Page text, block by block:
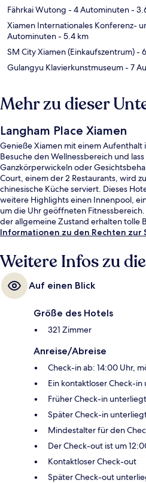
Fährkai Wutong - 4 Autominuten-
Xiamen Internationales Konferenz-
Autominuten- 5.4 km
SM City Xiamen (Einkaufszentrum)-
Gulangyu Klavierkunstmuseum- 7
Mehr zu dieser
Langham Place Xiamen
Genieße Xiamen mit einem Aufenthalt
Besuche den Wellnessbereich und
Ganzkörperwickeln oder
Court, einem der 2 Restaurants, wird
chinesische Küche serviert. Dieses
weitere Highlights einen Innenpool,
um die Uhr geöffneten
der allgemeine Zustand erhalten tolle
Reisenden.
Informationen zu den Rechten zur
Weitere Infos zu
Auf einen Blick
Größe des Hotels
321 Zimmer
Anreise/Abreise
Check-in ab: 14:00 Uhr,
Ein kontaktloser Check-
Früher Check-in
Später Check-in
Mindestalter für den
Der Check-out ist um
Kontaktloser Check-out
Später Check-out